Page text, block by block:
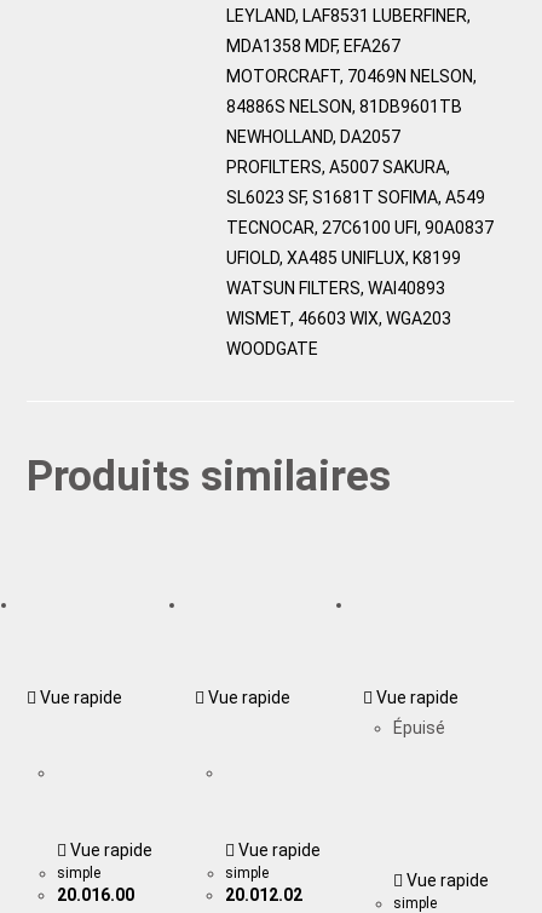
LEYLAND, LAF8531 LUBERFINER,
MDA1358 MDF, EFA267
MOTORCRAFT, 70469N NELSON,
84886S NELSON, 81DB9601TB
NEWHOLLAND, DA2057
PROFILTERS, A5007 SAKURA,
SL6023 SF, S1681T SOFIMA, A549
TECNOCAR, 27C6100 UFI, 90A0837
UFIOLD, XA485 UNIFLUX, K8199
WATSUN FILTERS, WAI40893
WISMET, 46603 WIX, WGA203
WOODGATE
Produits similaires
Vue rapide
Vue rapide
simple
20.016.00
Vue rapide
Vue rapide
simple
20.012.02
Vue rapide
Épuisé
Vue rapide
simple